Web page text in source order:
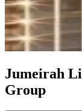
Jumeirah
Group